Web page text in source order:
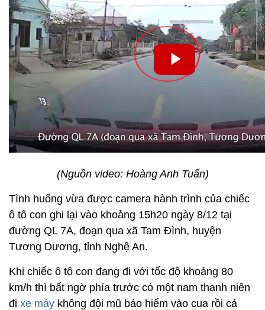
(Nguồn video: Hoàng Anh Tuấn)
Tình huống vừa được camera hành trình của chiếc
ô tô con ghi lại vào khoảng 15h20 ngày 8/12 tại
đường QL 7A, đoạn qua xã Tam Đình, huyện
Tương Dương, tỉnh Nghệ An.
Khi chiếc ô tô con đang đi với tốc độ khoảng 80
km/h thì bất ngờ phía trước có một nam thanh niên
đi xe máy không đội mũ bảo hiểm vào cua rồi cả